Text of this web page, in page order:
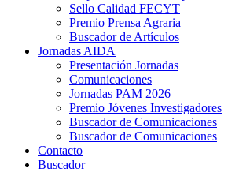
Sello Calidad FECYT
Premio Prensa Agraria
Buscador de Artículos
Jornadas AIDA
Presentación Jornadas
Comunicaciones
Jornadas PAM 2026
Premio Jóvenes Investigadores
Buscador de Comunicaciones
Buscador de Comunicaciones
Contacto
Buscador